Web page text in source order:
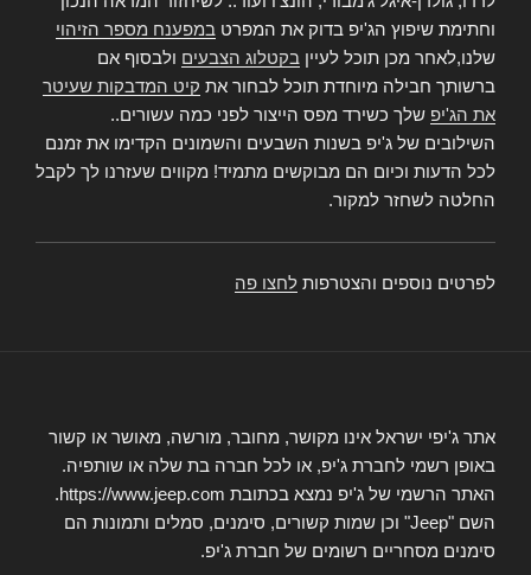
וחתימת שיפוץ הג'יפ בדוק את המפרט במפענח מספר הזיהוי
שלנו,לאחר מכן תוכל לעיין בקטלוג הצבעים ולבסוף אם
ברשותך חבילה מיוחדת תוכל לבחור את קיט המדבקות שעיטר
את הג'יפ שלך כשירד מפס הייצור לפני כמה עשורים..
השילובים של ג'יפ בשנות השבעים והשמונים הקדימו את זמנם
לכל הדעות וכיום הם מבוקשים מתמיד! מקווים שעזרנו לך לקבל
החלטה לשחזר למקור.
לפרטים נוספים והצטרפות לחצו פה
אתר ג'יפי ישראל אינו מקושר, מחובר, מורשה, מאושר או קשור
באופן רשמי לחברת ג'יפ, או לכל חברה בת שלה או שותפיה.
האתר הרשמי של ג'יפ נמצא בכתובת https://www.jeep.com.
השם "Jeep" וכן שמות קשורים, סימנים, סמלים ותמונות הם
סימנים מסחריים רשומים של חברת ג'יפ.